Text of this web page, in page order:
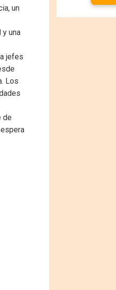
un
y una
jefes
Los
de